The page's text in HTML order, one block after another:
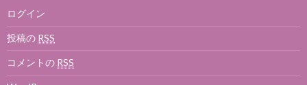
ログイン
投稿の RSS
コメントの RSS